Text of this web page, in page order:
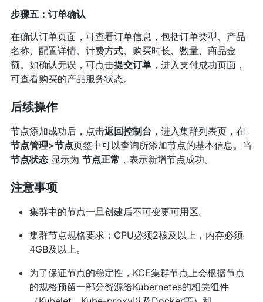
步骤五：订单确认
在确认订单页面，可查看订单信息，包括订单类型、产品
名称、配置详情、计费方式、购买时长、数量、商品金
额。如确认无误，可点击提交订单，进入支付成功页面，
可查看购买的产品服务状态。
后续操作
节点添加成功后，点击返回控制台 ，进入集群列表页，在
节点管理>节点页签中可以查询所添加节点的基本信息。当
节点状态显示为 节点正常 ，表示新增节点成功。
注意事项
集群中的节点一旦创建后不可变更可用区。
集群节点规格要求：CPU必须2核及以上，内存必须
4GB及以上。
为了保证节点的稳定性，KCE集群节点上会根据节点
的规格预留一部分资源给Kubernetes的相关组件